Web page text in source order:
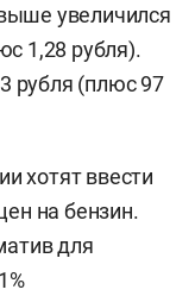
увеличился
1,28 рубля).
рубля (плюс 97
хотят ввести
на бензин.
для